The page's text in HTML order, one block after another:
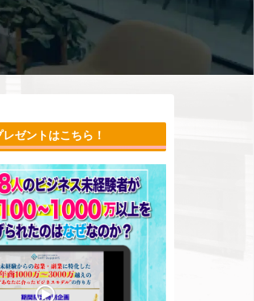
ゼントはこちら！